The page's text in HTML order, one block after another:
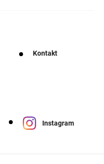
Kontakt
Instagram